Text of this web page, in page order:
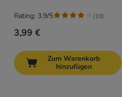
3,99 €
Rating: 3.9/5 (19)
Zum Warenkorb
hinzufügen